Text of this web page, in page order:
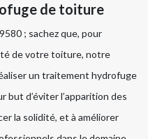
de toiture
; sachez que, pour
de votre toiture, notre
un traitement hydrofuge
d’éviter l’apparition des
la solidité, et à améliorer